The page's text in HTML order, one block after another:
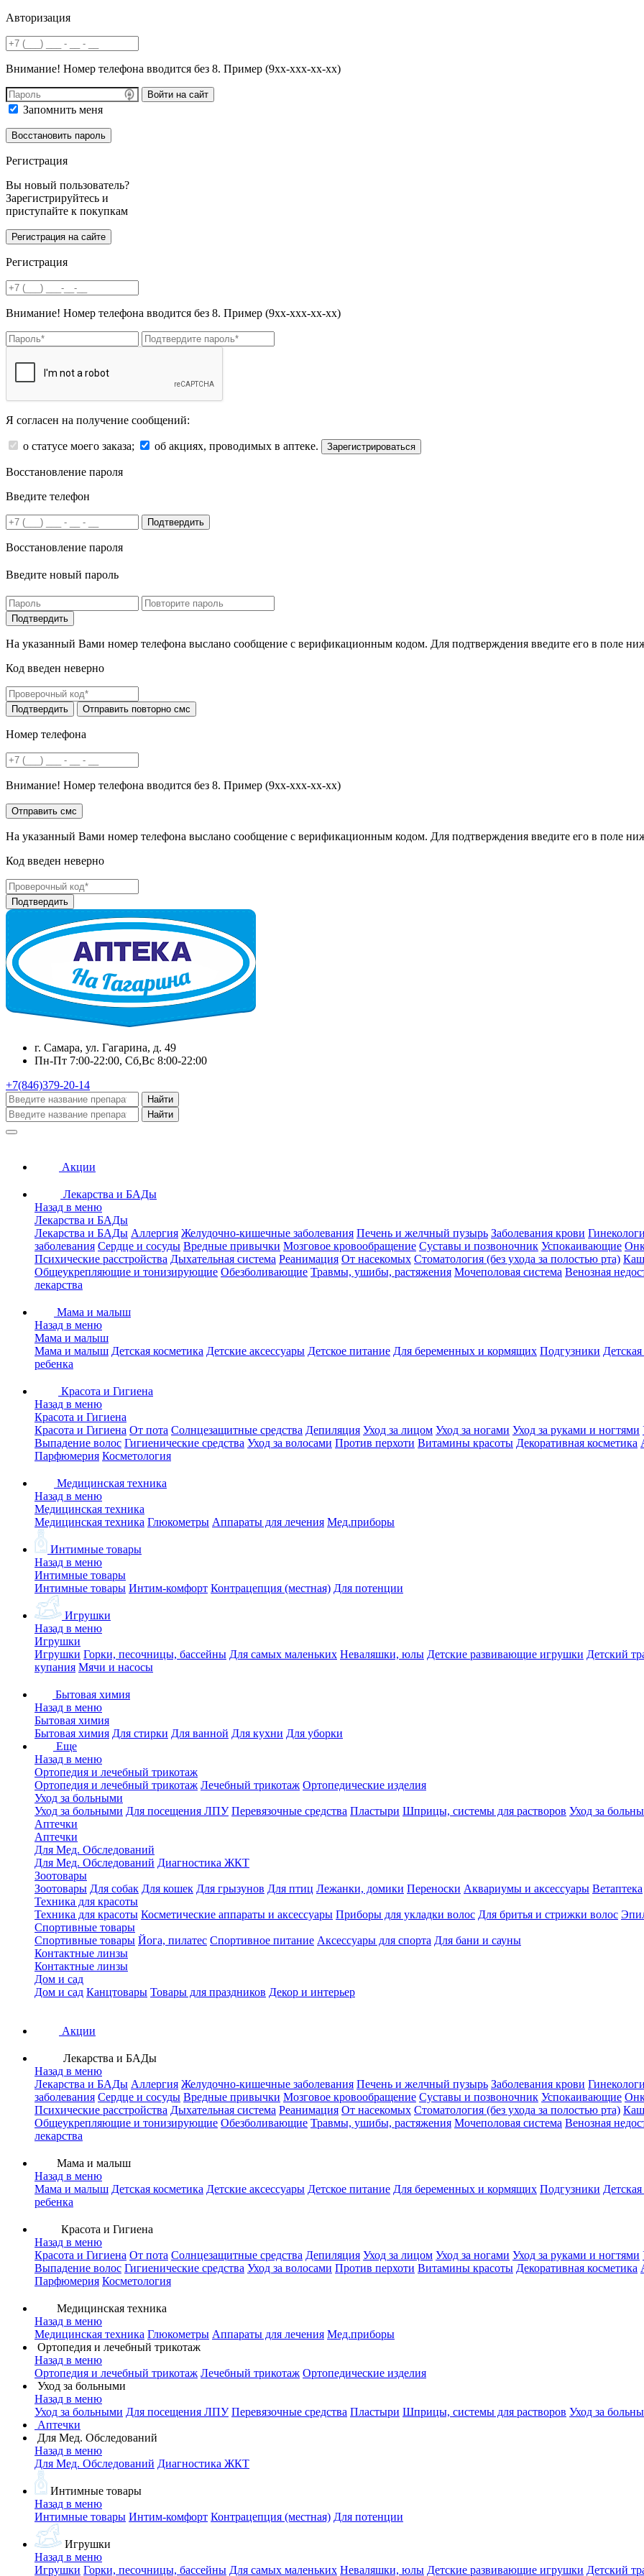
Авторизация
Внимание! Номер телефона вводится без 8. Пример (9хх-ххх-хх-хх)
Войти на сайт
Запомнить меня
Регистрация
Вы новый пользователь?
Зарегистрируйтесь и
приступайте к покупкам
Регистрация
Внимание! Номер телефона вводится без 8. Пример (9хх-ххх-хх-хх)
Я согласен на получение сообщений:
о статусе моего заказа; об акциях, проводимых в аптеке. Зарегистрироваться
Восстановление пароля
Введите телефон
Подтвердить
Восстановление пароля
Введите новый пароль
На указанный Вами номер телефона выслано сообщение с верификационным кодом. Для подтверждения введите его в поле
Код введен неверно
Номер телефона
Внимание! Номер телефона вводится без 8. Пример (9хх-ххх-хх-хх)
На указанный Вами номер телефона выслано сообщение с верификационным кодом. Для подтверждения введите его в поле
Код введен неверно
г. Самара, ул. Гагарина, д. 49
Пн-Пт 7:00-22:00, Сб,Вс 8:00-22:00
+7(846)379-20-14
Найти
Найти
Акции
Лекарства и БАДы
Назад в меню
Лекарства и БАДы
Лекарства и БАДы Аллергия Желудочно-кишечные заболевания Печень и желчный пузырь Заболевания крови
заболевания Сердце и сосуды Вредные привычки Мозговое кровообращение Суставы и позвоночник Успокаивающие
Психические расстройства Дыхательная система Реанимация От насекомых Стоматология (без ухода за полостью рта)
Общеукрепляющие и тонизирующие Обезболивающие Травмы, ушибы, растяжения Мочеполовая система Венозная
лекарства
Мама и малыш
Назад в меню
Мама и малыш
Мама и малыш Детская косметика Детские аксессуары Детское питание Для беременных и кормящих Подгузники
ребенка
Красота и Гигиена
Назад в меню
Красота и Гигиена
Красота и Гигиена От пота Солнцезащитные средства Депиляция Уход за лицом Уход за ногами Уход за руками и ногтями
Выпадение волос Гигиенические средства Уход за волосами Против перхоти Витамины красоты Декоративная косметика
Парфюмерия Косметология
Медицинская техника
Назад в меню
Медицинская техника
Медицинская техника Глюкометры Аппараты для лечения Мед.приборы
Интимные товары
Назад в меню
Интимные товары
Интимные товары Интим-комфорт Контрацепция (местная) Для потенции
Игрушки
Назад в меню
Игрушки
Игрушки Горки, песочницы, бассейны Для самых маленьких Неваляшки, юлы Детские развивающие игрушки Детский
купания Мячи и насосы
Бытовая химия
Назад в меню
Бытовая химия
Бытовая химия Для стирки Для ванной Для кухни Для уборки
Еще
Назад в меню
Ортопедия и лечебный трикотаж
Ортопедия и лечебный трикотаж Лечебный трикотаж Ортопедические изделия
Уход за больными
Уход за больными Для посещения ЛПУ Перевязочные средства Пластыри Шприцы, системы для растворов Уход за
Аптечки
Аптечки
Для Мед. Обследований
Для Мед. Обследований Диагностика ЖКТ
Зоотовары
Зоотовары Для собак Для кошек Для грызунов Для птиц Лежанки, домики Переноски Аквариумы и аксессуары Ветаптека
Техника для красоты
Техника для красоты Косметические аппараты и аксессуары Приборы для укладки волос Для бритья и стрижки волос
Спортивные товары
Спортивные товары Йога, пилатес Спортивное питание Аксессуары для спорта Для бани и сауны
Контактные линзы
Контактные линзы
Дом и сад
Дом и сад Канцтовары Товары для праздников Декор и интерьер
Акции
Лекарства и БАДы
Назад в меню
Лекарства и БАДы Аллергия Желудочно-кишечные заболевания Печень и желчный пузырь Заболевания крови
заболевания Сердце и сосуды Вредные привычки Мозговое кровообращение Суставы и позвоночник Успокаивающие
Психические расстройства Дыхательная система Реанимация От насекомых Стоматология (без ухода за полостью рта)
Общеукрепляющие и тонизирующие Обезболивающие Травмы, ушибы, растяжения Мочеполовая система Венозная
лекарства
Мама и малыш
Назад в меню
Мама и малыш Детская косметика Детские аксессуары Детское питание Для беременных и кормящих Подгузники
ребенка
Красота и Гигиена
Назад в меню
Красота и Гигиена От пота Солнцезащитные средства Депиляция Уход за лицом Уход за ногами Уход за руками и ногтями
Выпадение волос Гигиенические средства Уход за волосами Против перхоти Витамины красоты Декоративная косметика
Парфюмерия Косметология
Медицинская техника
Назад в меню
Медицинская техника Глюкометры Аппараты для лечения Мед.приборы
Ортопедия и лечебный трикотаж
Назад в меню
Ортопедия и лечебный трикотаж Лечебный трикотаж Ортопедические изделия
Уход за больными
Назад в меню
Уход за больными Для посещения ЛПУ Перевязочные средства Пластыри Шприцы, системы для растворов Уход за
Аптечки
Для Мед. Обследований
Назад в меню
Для Мед. Обследований Диагностика ЖКТ
Интимные товары
Назад в меню
Интимные товары Интим-комфорт Контрацепция (местная) Для потенции
Игрушки
Назад в меню
Игрушки Горки, песочницы, бассейны Для самых маленьких Неваляшки, юлы Детские развивающие игрушки Детский